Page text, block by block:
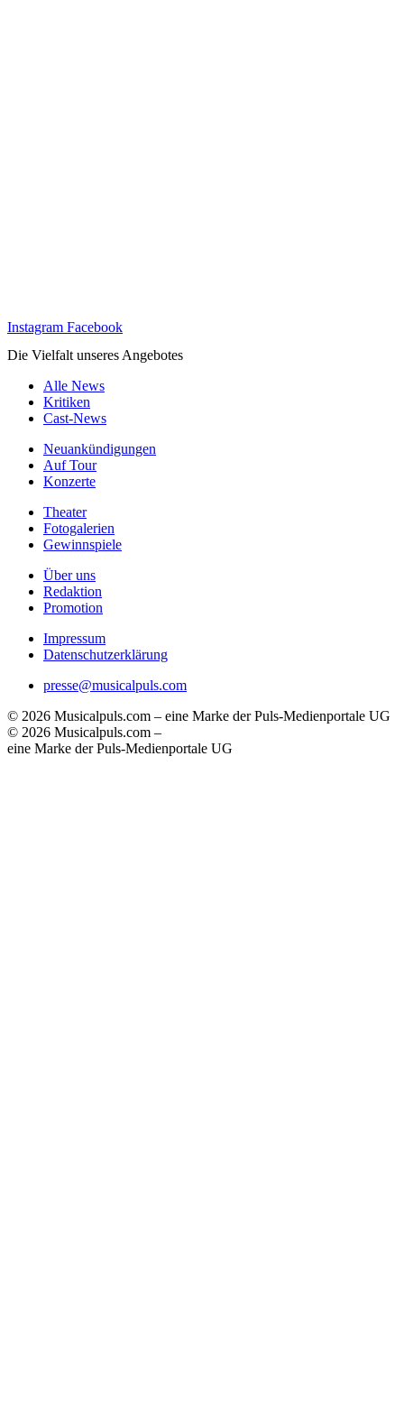
Instagram Facebook
Die Vielfalt unseres Angebotes
Alle News
Kritiken
Cast-News
Neuankündigungen
Auf Tour
Konzerte
Theater
Fotogalerien
Gewinnspiele
Über uns
Redaktion
Promotion
Impressum
Datenschutzerklärung
presse@musicalpuls.com
© 2026 Musicalpuls.com – eine Marke der Puls-Medienportale UG
© 2026 Musicalpuls.com –
eine Marke der Puls-Medienportale UG